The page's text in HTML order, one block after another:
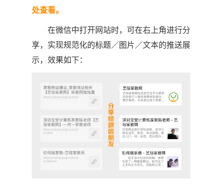
处查看。
在微信中打开网站时，可在右上角进行分
享，实现规范化的标题／图片／文本的推送展
示，效果如下：